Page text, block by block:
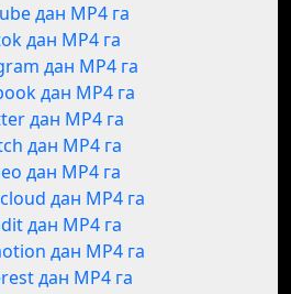
дан MP4 га
дан MP4 га
дан MP4 га
дан MP4 га
дан MP4 га
дан MP4 га
дан MP4 га
дан MP4 га
дан MP4 га
дан MP4 га
дан MP4 га